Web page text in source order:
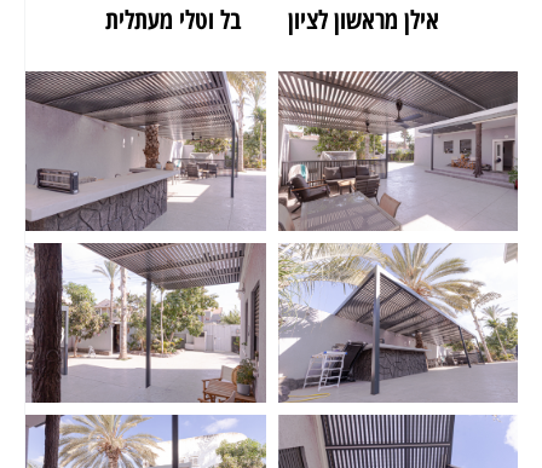
אילן מראשון לציון
בל וטלי מעתלית